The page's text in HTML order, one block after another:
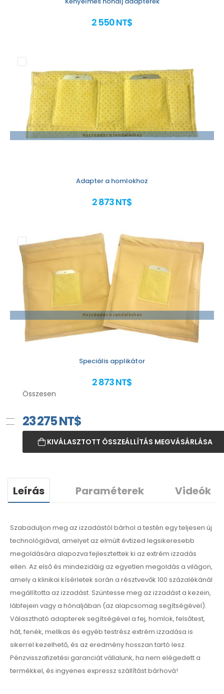
2 550 NT$
Hozzáadás a rendeléshez
Adapter a homlokhoz
2 873 NT$
Hozzáadás a rendeléshez
Speciális applikátor
2 873 NT$
Összesen
23 275NT$
KIVÁLASZTOTT ÖSSZEÁLLÍTÁS MEGVÁSÁRLÁSA
Leírás Paraméterek Videók
Szabaduljon meg az izzadástól bárhol a testén egy teljesen új
technológiával, amelyet az elmúlt évtized legsikeresebb
megoldására alapozva fejlesztettek ki az extrém izzadás
ellen. Az első és mindezidáig az egyetlen megoldás a világon,
amely a klinikai kísérletek során a résztvevők 100 százalékánál
megállította az izzadást. Szüntesse meg az izzadást a kezein,
lábfejein vagy a hónaljában (az alapcsomag segítségével).
Választható adapterek segítségével a fej, homlok, felsőtest,
hát, fenék, mellkas és egyéb testrész extrém izzadása is
sikerrel kezelhető, és az eredmény hosszan tartó lesz.
Pénzvisszafizetési garanciát vállalunk, ha nem elégedett a
termékkel, és ingyenes expressz szállítást bárhová!